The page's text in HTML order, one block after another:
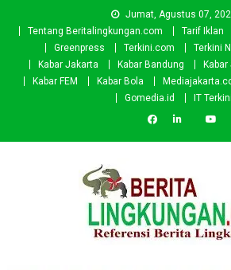
Jumat, Agustus 07,
Tentang Beritalingkungan.com
Tarif Iklan
Greenpress
Terkini.com Terkini
Kabar Jakarta
Kabar Bandung Kabar
Kabar FEM
Kabar Bola
Gomedia.id
IT Terkini